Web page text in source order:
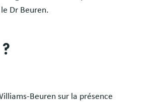
Dr Beuren.
Beuren sur la présence